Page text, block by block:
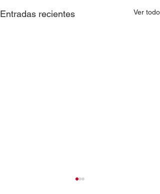
Entradas recientes Ver todo